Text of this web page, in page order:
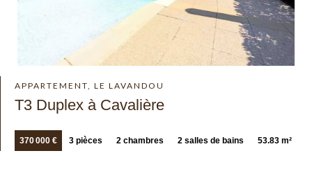
APPARTEMENT, LE LAVANDOU
T3 Duplex à Cavalière
370 000 € 3 pièces 2 chambres 2 salles de bains 53.83 m²